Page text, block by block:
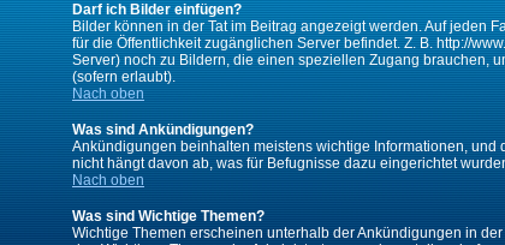
Darf ich Bilder einfügen?
Bilder können in der Tat im Beitrag angezeigt werden. Auf jeden
für die Öffentlichkeit zugänglichen Server befindet. Z. B. http://
Server) noch zu Bildern, die einen speziellen Zugang brauchen,
(sofern erlaubt).
Nach oben
Was sind Ankündigungen?
Ankündigungen beinhalten meistens wichtige Informationen,
nicht hängt davon ab, was für Befugnisse dazu eingerichtet
Nach oben
Was sind Wichtige Themen?
Wichtige Themen erscheinen unterhalb der Ankündigungen in